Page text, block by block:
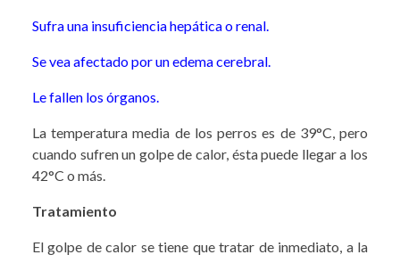
Sufra una insuficiencia hepática o renal.
Se vea afectado por un edema cerebral.
Le fallen los órganos.
La temperatura media de los perros es de 39°C, pero
cuando sufren un golpe de calor, ésta puede llegar a los
42°C o más.
Tratamiento
El golpe de calor se tiene que tratar de inmediato, a la